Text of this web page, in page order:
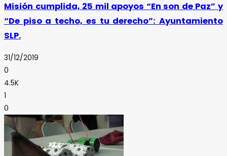
Misión cumplida, 25 mil apoyos “En son de Paz” y
“De piso a techo, es tu derecho”: Ayuntamiento
SLP.
31/12/2019
0
4.5K
1
0